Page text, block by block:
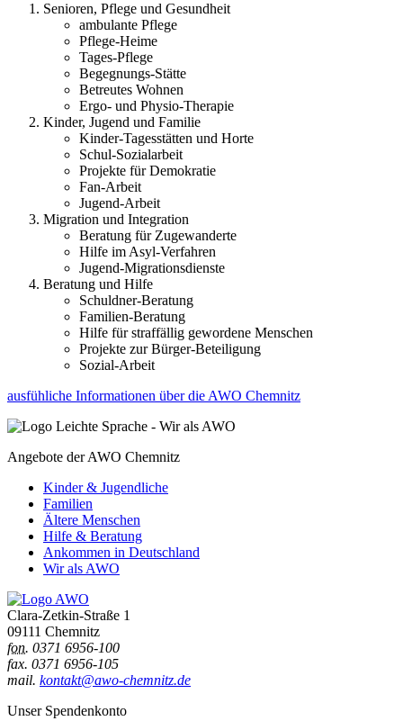
Senioren, Pflege und Gesundheit
ambulante Pflege
Pflege-Heime
Tages-Pflege
Begegnungs-Stätte
Betreutes Wohnen
Ergo- und Physio-Therapie
Kinder, Jugend und Familie
Kinder-Tagesstätten und Horte
Schul-Sozialarbeit
Projekte für Demokratie
Fan-Arbeit
Jugend-Arbeit
Migration und Integration
Beratung für Zugewanderte
Hilfe im Asyl-Verfahren
Jugend-Migrationsdienste
Beratung und Hilfe
Schuldner-Beratung
Familien-Beratung
Hilfe für straffällig gewordene Menschen
Projekte zur Bürger-Beteiligung
Sozial-Arbeit
ausfühliche Informationen über die AWO Chemnitz
Angebote der AWO Chemnitz
Kinder & Jugendliche
Familien
Ältere Menschen
Hilfe & Beratung
Ankommen in Deutschland
Wir als AWO
Clara-Zetkin-Straße 1
09111 Chemnitz
fon. 0371 6956-100
fax. 0371 6956-105
mail. kontakt@awo-chemnitz.de
Unser Spendenkonto